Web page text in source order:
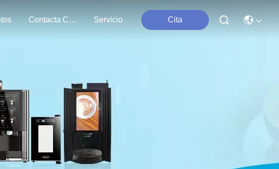
Contacta Con Nosotros Servicio Cita